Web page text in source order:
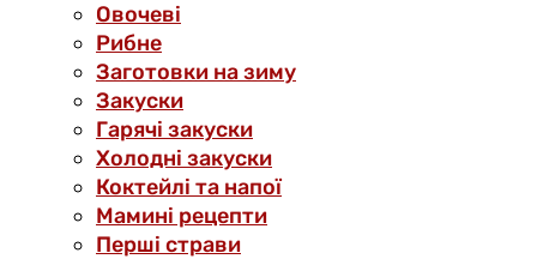
Овочеві
Рибне
Заготовки на зиму
Закуски
Гарячі закуски
Холодні закуски
Коктейлі та напої
Мамині рецепти
Перші страви